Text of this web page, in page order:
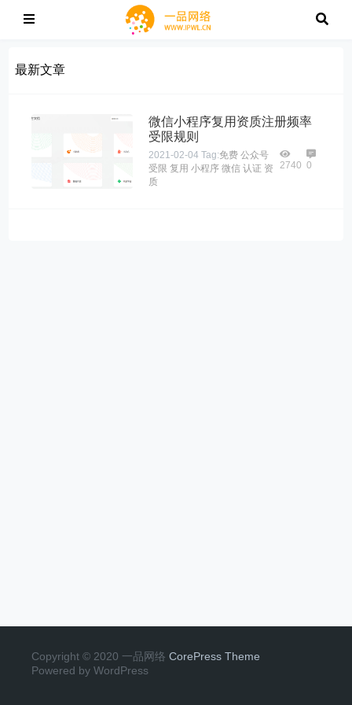
最新文章
微信小程序复用资质注册频率
受限规则
2021-02-04 Tag:免费 公众号
受限 复用 小程序 微信 认证 资
质
2740 0
Copyright © 2020 一品网络 CorePress Theme
Powered by WordPress